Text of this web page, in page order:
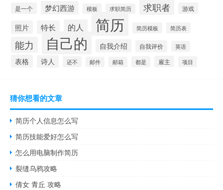
是一个 梦幻西游 模板 求职简历 求职者 游戏
照片 特长 的人 简历 简历模板 简历表
能力 自己的 自我介绍 自我评价 英语
表格 诗人 还不 邮件 邮箱 都是 雇主 项目
猜你想看的文章
简历个人信息怎么写
简历技能爱好怎么写
怎么用电脑制作简历
裂缝乌鸦攻略
倩女 青丘 攻略